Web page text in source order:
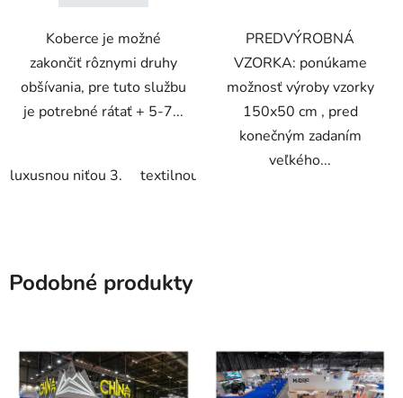
Koberce je možné
zakončiť rôznymi druhy
obšívania, pre tuto službu
je potrebné rátať + 5-7...
luxusnou niťou 3. textilnou páskou 4.
PREDVÝROBNÁ
VZORKA: ponúkame
možnosť výroby vzorky
150x50 cm , pred
konečným zadaním
veľkého...
Podobné produkty